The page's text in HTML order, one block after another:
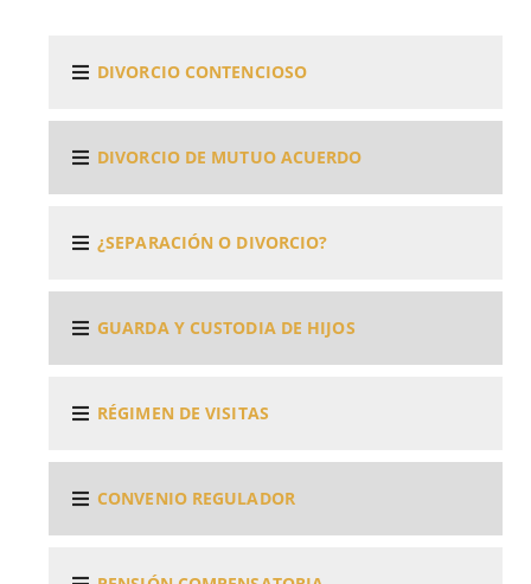
DIVORCIO CONTENCIOSO
DIVORCIO DE MUTUO ACUERDO
¿SEPARACIÓN O DIVORCIO?
GUARDA Y CUSTODIA DE HIJOS
RÉGIMEN DE VISITAS
CONVENIO REGULADOR